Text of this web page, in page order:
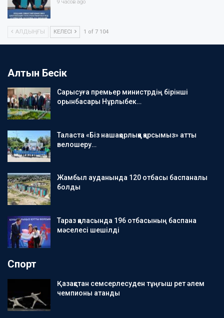
9 часов ago
АЛДЫҢҒЫ КЕЛЕСІ 1 of 7 104
Алтын Бесік
Сарысуға премьер министрдің бірінші
орынбасары Нұрлыбек…
Таласта «Біз нашақорлыққа қарсымыз» атты
велошеру…
Жамбыл ауданында 120 отбасы баспаналы
болды
Тараз қаласында 196 отбасының баспана
мәселесі шешілді
Спорт
Қазақстан семсерлесуден тұңғыш рет әлем
чемпионы атанды